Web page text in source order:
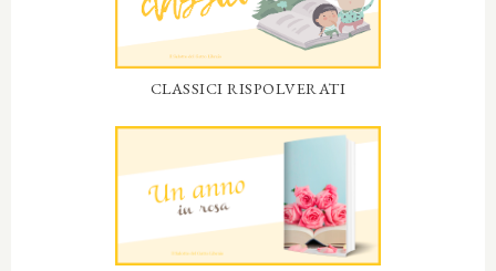
CLASSICI RISPOLVERATI